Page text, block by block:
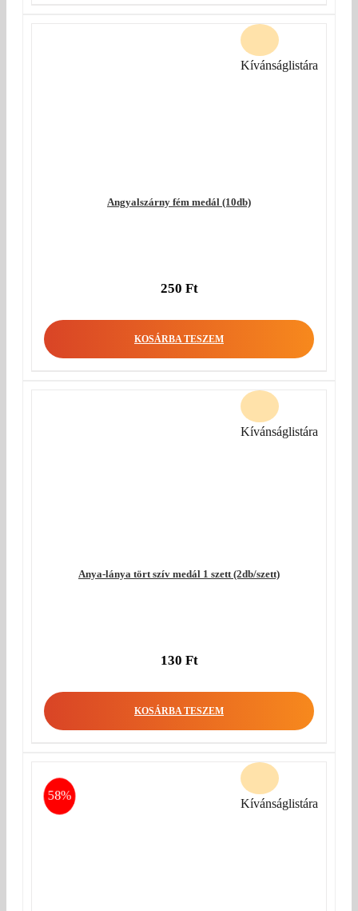
Angyalszárny fém medál (10db)
250 Ft
KOSÁRBA TESZEM
Kívánságlistára
Anya-lánya tört szív medál 1 szett (2db/szett)
130 Ft
KOSÁRBA TESZEM
Kívánságlistára
58% Kívánságlistára